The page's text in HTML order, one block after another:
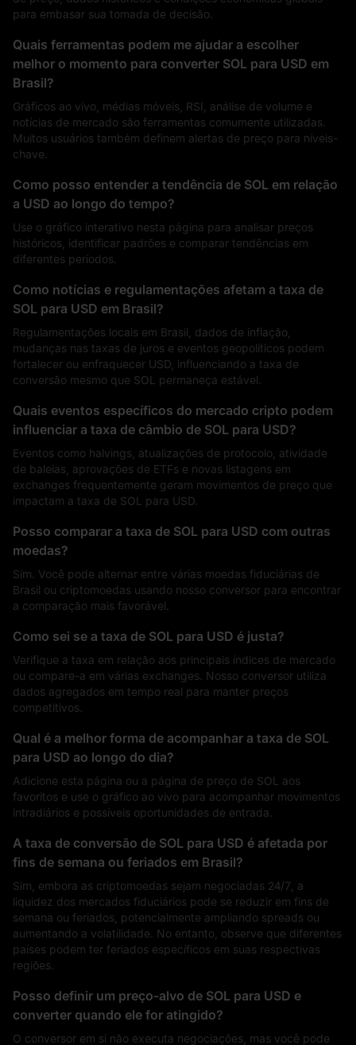
para embasar sua tomada de decisão.
Quais ferramentas podem me ajudar a escolher
melhor o momento para converter SOL para USD em
Brasil?
Gráficos ao vivo, médias móveis, RSI, análise de volume e
notícias de mercado são ferramentas comumente utilizadas.
Muitos usuários também definem alertas de preço para níveis-
chave.
Como posso entender a tendência de SOL em relação
a USD ao longo do tempo?
Use o gráfico interativo nesta página para analisar preços
históricos, identificar padrões e comparar tendências em
diferentes períodos.
Como notícias e regulamentações afetam a taxa de
SOL para USD em Brasil?
Regulamentações locais em Brasil, dados de inflação,
mudanças nas taxas de juros e eventos geopolíticos podem
fortalecer ou enfraquecer USD, influenciando a taxa de
conversão mesmo que SOL permaneça estável.
Quais eventos específicos do mercado cripto podem
influenciar a taxa de câmbio de SOL para USD?
Eventos como halvings, atualizações de protocolo, atividade
de baleias, aprovações de ETFs e novas listagens em
exchanges frequentemente geram movimentos de preço que
impactam a taxa de SOL para USD.
Posso comparar a taxa de SOL para USD com outras
moedas?
Sim. Você pode alternar entre várias moedas fiduciárias de
Brasil ou criptomoedas usando nosso conversor para encontrar
a comparação mais favorável.
Como sei se a taxa de SOL para USD é justa?
Verifique a taxa em relação aos principais índices de mercado
ou compare-a em várias exchanges. Nosso conversor utiliza
dados agregados em tempo real para manter preços
competitivos.
Qual é a melhor forma de acompanhar a taxa de SOL
para USD ao longo do dia?
Adicione esta página ou a página de preço de SOL aos
favoritos e use o gráfico ao vivo para acompanhar movimentos
intradiários e possíveis oportunidades de entrada.
A taxa de conversão de SOL para USD é afetada por
fins de semana ou feriados em Brasil?
Sim, embora as criptomoedas sejam negociadas 24/7, a
liquidez dos mercados fiduciários pode se reduzir em fins de
semana ou feriados, potencialmente ampliando spreads ou
aumentando a volatilidade. No entanto, observe que diferentes
países podem ter feriados específicos em suas respectivas
regiões.
Posso definir um preço-alvo de SOL para USD e
converter quando ele for atingido?
O conversor em si não executa negociações, mas você pode